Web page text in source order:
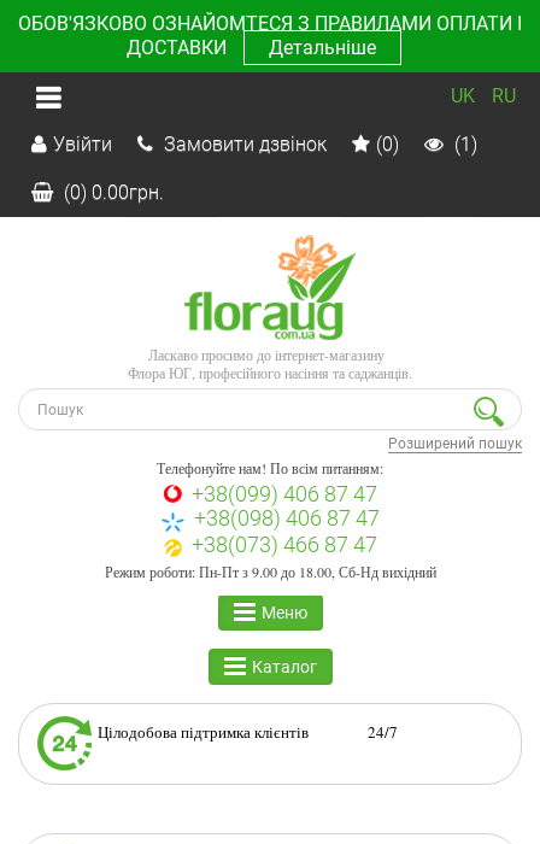
ОБОВ'ЯЗКОВО ОЗНАЙОМТЕСЯ З ПРАВИЛАМИ ОПЛАТИ І
ДОСТАВКИ
Детальніше
UK RU
Увійти Замовити дзвінок (0) (1)
(0) 0.00грн.
Ласкаво просимо до інтернет-магазину
Флора ЮГ, професійного насіння та саджанців.
Розширений пошук
Телефонуйте нам! По всім питанням:
+38(099) 406 87 47
+38(098) 406 87 47
+38(073) 466 87 47
Режим роботи: Пн-Пт з 9.00 до 18.00, Сб-Нд вихідний
Меню
Каталог
Цілодобова підтримка клієнтів 24/7